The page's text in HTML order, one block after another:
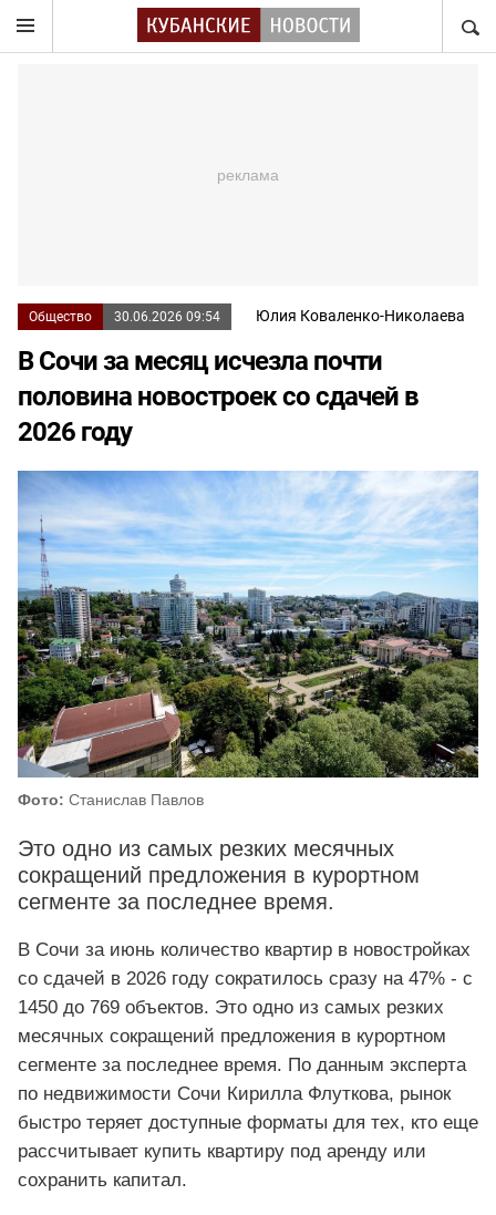
Общество 30.06.2026 09:54 Юлия Коваленко-Николаева
В Сочи за месяц исчезла почти
половина новостроек со сдачей в
2026 году
Фото: Станислав Павлов
Это одно из самых резких месячных
сокращений предложения в курортном
сегменте за последнее время.
В Сочи за июнь количество квартир в новостройках
со сдачей в 2026 году сократилось сразу на 47% - с
1450 до 769 объектов. Это одно из самых резких
месячных сокращений предложения в курортном
сегменте за последнее время. По данным эксперта
по недвижимости Сочи Кирилла Флуткова, рынок
быстро теряет доступные форматы для тех, кто еще
рассчитывает купить квартиру под аренду или
сохранить капитал.